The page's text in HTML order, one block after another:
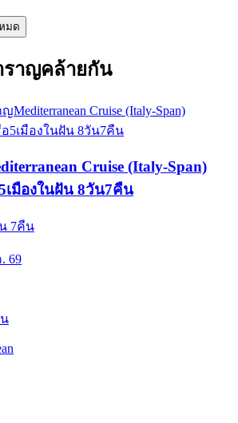
มด
ราญคล้ายกัน
Cruise (Italy-Span)
เมืองในฝัน 8วัน7คืน
7คืน
69